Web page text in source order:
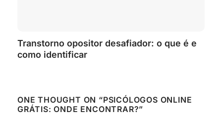
Transtorno opositor desafiador: o que é e
como identificar
ONE THOUGHT ON “PSICÓLOGOS ONLINE
GRÁTIS: ONDE ENCONTRAR?”